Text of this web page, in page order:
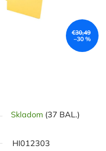
Skladom (37 BAL.)
HI012303
€30,49
–30 %